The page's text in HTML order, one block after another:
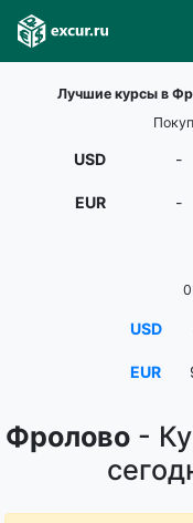
Фролово -
Лучшие курсы в
USD -
EUR -
USD
EUR